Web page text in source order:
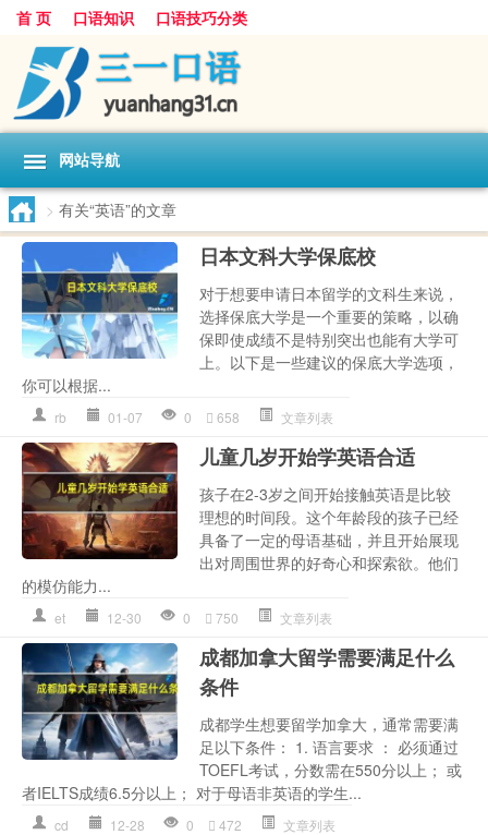
首 页 口语知识 口语技巧分类
网站导航
> 有关“英语”的文章
日本文科大学保底校
对于想要申请日本留学的文科生来说，
选择保底大学是一个重要的策略，以确
保即使成绩不是特别突出也能有大学可
上。以下是一些建议的保底大学选项，
你可以根据...
rb 01-07 0 658 文章列表
儿童几岁开始学英语合适
孩子在2-3岁之间开始接触英语是比较
理想的时间段。这个年龄段的孩子已经
具备了一定的母语基础，并且开始展现
出对周围世界的好奇心和探索欲。他们
的模仿能力...
et 12-30 0 750 文章列表
成都加拿大留学需要满足什么
条件
成都学生想要留学加拿大，通常需要满
足以下条件： 1. 语言要求 ： 必须通过
TOEFL考试，分数需在550分以上； 或
者IELTS成绩6.5分以上； 对于母语非英语的学生...
cd 12-28 0 472 文章列表